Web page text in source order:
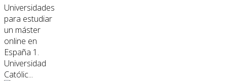
Universidades
para estudiar
un máster
online en
España 1.
Universidad
Católic...